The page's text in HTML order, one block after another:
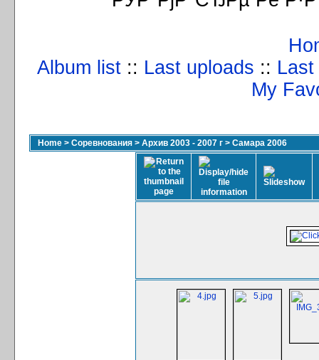
Album list :: Last uploads ::
My
Home > Соревнования > Архив 2003 - 2007 г > Самара 2006